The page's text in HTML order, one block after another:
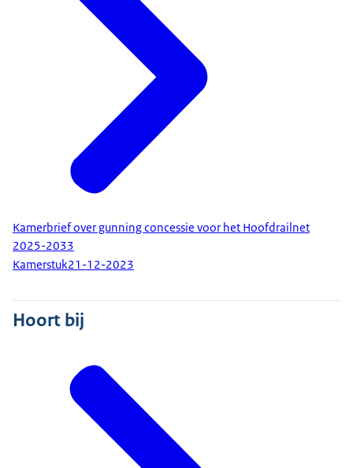
Kamerbrief over gunning concessie voor het Hoofdrailnet
2025-2033
Kamerstuk21-12-2023
Hoort bij